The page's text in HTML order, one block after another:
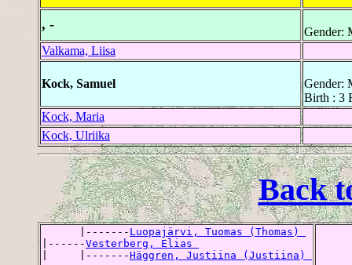
, -
Gender:
Valkama, Liisa
Kock, Samuel
Gender:
Birth : 3
Kock, Maria
Kock, Ulriika
Back
      |-------
Luopajärvi, Tuomas (Thomas)
|------Vesterberg, Elias
|     |-------Häggren, Justiina (Justiina)